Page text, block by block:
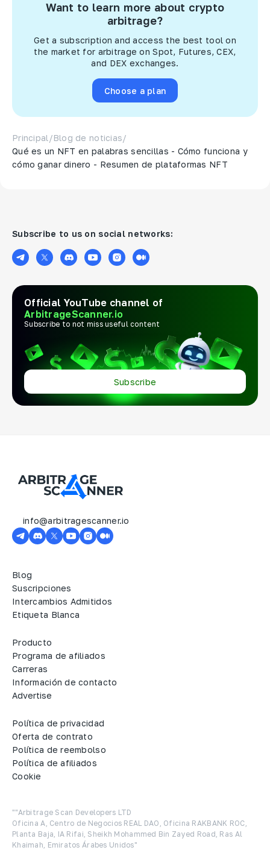
Want to learn more about crypto
arbitrage?
Get a subscription and access the best tool on
the market for arbitrage on Spot, Futures, CEX,
and DEX exchanges.
Choose a plan
Principal /Blog de noticias/
Qué es un NFT en palabras sencillas - Cómo funciona y
cómo ganar dinero - Resumen de plataformas NFT
Subscribe to us on social networks:
Official YouTube channel of
ArbitrageScanner.io
Subscribe to not miss useful content
Subscribe
info@arbitragescanner.io
Blog
Suscripciones
Intercambios Admitidos
Etiqueta Blanca
Producto
Programa de afiliados
Carreras
Información de contacto
Advertise
Política de privacidad
Oferta de contrato
Política de reembolso
Política de afiliados
Cookie
""Arbitrage Scan Developers LTD
Oficina A, Centro de Negocios REAL DAO, Oficina RAKBANK ROC,
Planta Baja, IA Rifai, Sheikh Mohammed Bin Zayed Road, Ras Al
Khaimah, Emiratos Árabes Unidos"